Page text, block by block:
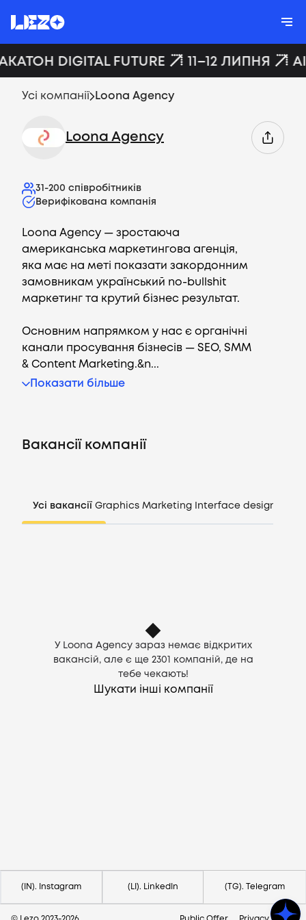
Вакансії
CV генератор
DIGITAL FUTURE 11–12 ЛИПНЯ
Усі компанії Loona Agency
Loona Agency
31-200 співробітників
Верифікована компанія
Loona Agency — зростаюча
американська маркетингова агенція,
яка має на меті показати закордонним
замовникам український no-bullshit
маркетинг та крутий бізнес результат.
Основним напрямком у нас є органічні
канали просування бізнесів — SEO, SMM
& Content Marketing.&n...
Показати більше
Вакансії компанії
Усі вакансії Graphics Marketing Interface design
У Loona Agency зараз немає відкритих
вакансій, але є ще 2301
компаній, де на
тебе чекають!
Шукати інші компанії
(IN). Instagram (LI). LinkedIn (TG). Telegram